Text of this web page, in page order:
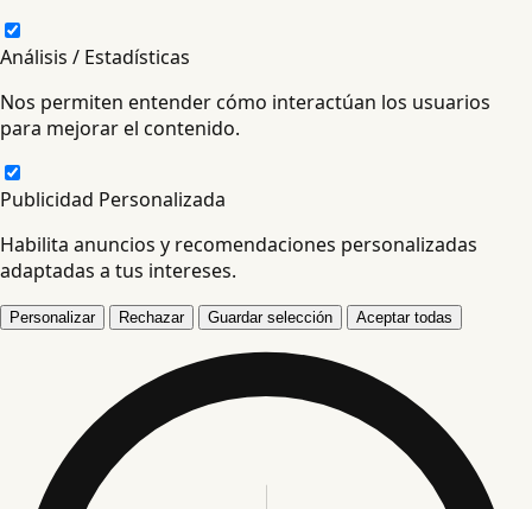
Análisis / Estadísticas
Nos permiten entender cómo interactúan los usuarios
para mejorar el contenido.
Publicidad Personalizada
Habilita anuncios y recomendaciones personalizadas
adaptadas a tus intereses.
Personalizar Rechazar Guardar selección Aceptar todas